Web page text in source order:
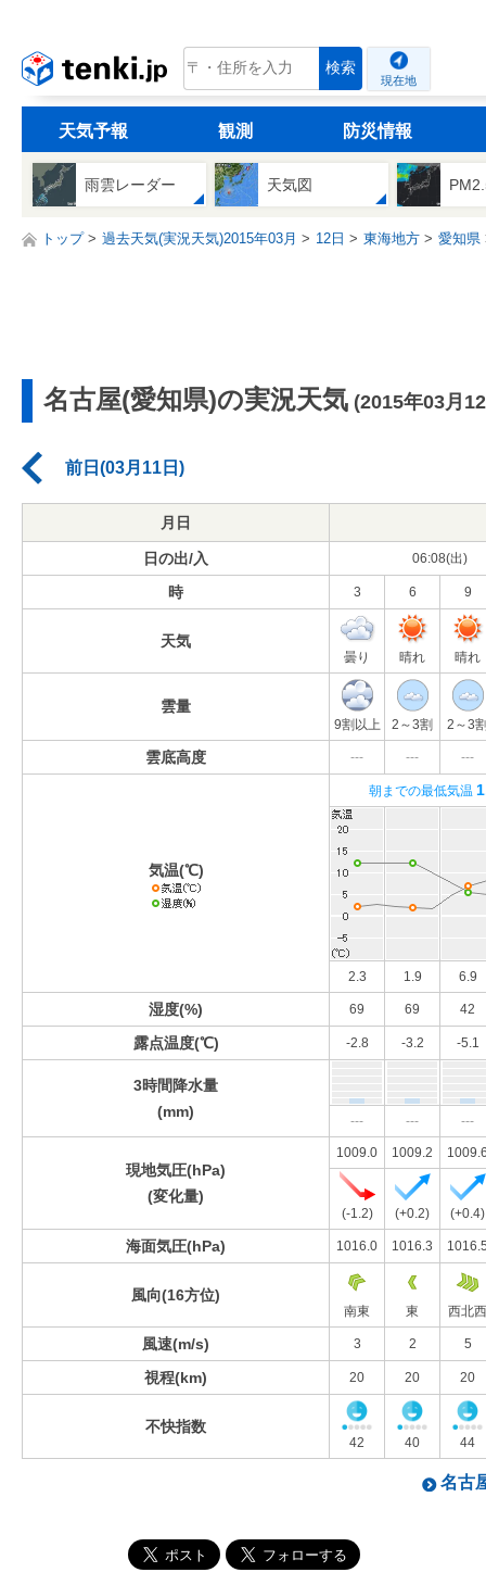
tenki.jp 検索
現在地
天気予報 観測 防災情報
雨雲レーダー 天気図
トップ 過去天気(実況天気)2015年03月 12日 東海地方 愛知県
名古屋(愛知県)の実況天気 (2015年03月
前日(03月11日)
月日
日の出/入 06:08(出)
時 3 6 9
天気
曇り 晴れ 晴れ
雲量
9割以上 2～3割 2～3
雲底高度 --- --- ---
気温(℃)
朝までの最低気温
2.3 1.9 6.9
湿度(%) 69 69 42
露点温度(℃) -2.8 -3.2 -5.1
3時間降水量
(mm)
--- --- ---
現地気圧(hPa)
(変化量)
1009.0 1009.2
(-1.2) (+0.2) (+0.4)
海面気圧(hPa) 1016.0 1016.3
風向(16方位)
南東 東 西北西
風速(m/s) 3 2 5
視程(km) 20 20 20
不快指数
42 40 44
名古